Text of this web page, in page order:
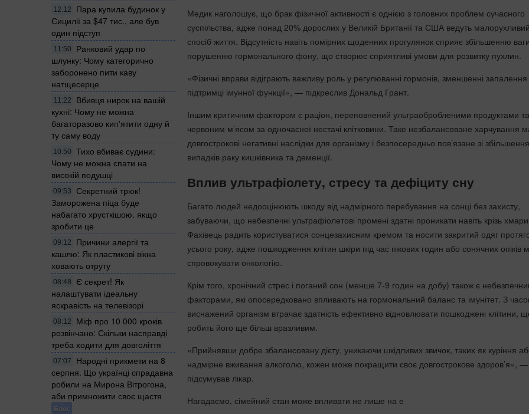
12:12
Пара купила будинок у
Сицилії за $47 тис., але був
один підступ
11:50
Ранковий удар по
шлунку: Чому категорично
заборонено пити каву
натщесерце
11:22
Вбивця нирок на вашій
кухні: Чому не можна
багаторазово кип'ятити одну й
ту саму воду
10:50
Тихо вбиває судини:
Чому не можна спати на
високій подушці
09:53
Секретний трюк!
Заморожена піца буде
набагато хрусткішою. якщо
зробити це
09:12
Причини алергії та
кашлю: Як пластикові вікна
ховають отруту
08:48
Є секрет! Як
налаштувати ідеальну
яскравість на телевізорі
08:12
Міф про 10 000 кроків
розвінчано: Скільки насправді
треба ходити для довголіття
07:07
Народні прикмети на 8
серпня. Що українці спрадавна
робили на Мирона Вітрогона,
аби примножити своє щастя
Блог
Медик наголошує, що брак фізичної активності є однією з головних проблем сучасного
суспільства, адже понад 20% дорослих у Великій Британії та США ведуть малорухливий
спосіб життя. Відсутність навіть помірних щоденних прогулянок сприяє збільшенню
порушенню гормонального фону, що створює сприятливі умови для розвитку пухлин.
«Фізичні вправи відіграють важливу роль у регулюванні гормонів, зменшенні
підтримці імунної функції», — підкреслив Дональд Грант.
Іншим критичним фактором є раціон, переповнений ультраобробленими продуктами та
червоним м’ясом за одночасної нестачі клітковини. Таке незбалансоване харчування
довгострокові негативні наслідки для організму і безпосередньо пов’язане зі
випадків раку кишківника та деменції.
Вплив ультрафіолету, стресу та дефіциту сну
Багато людей недооцінюють шкоду від надмірного перебування на сонці без захисту,
забуваючи, що небезпечні ультрафіолетові промені здатні проникати навіть крізь
Фахівець радить користуватися сонцезахисним кремом та носити закритий одяг
усього року, адже пошкодження клітин шкіри під час пікових годин або сонячних опіків
спровокувати онкологію.
Крім того, хронічний стрес і поганий сон (менше 7-9 годин на добу) також є
факторами, які опосередковано впливають на гормональний баланс та імунітет. З
виснажений організм втрачає здатність ефективно відновлювати пошкоджені клітини,
робить його ще більш вразливим.
«Прийнявши добре збалансовану дієту, уникаючи шкідливих звичок, таких як куріння
надмірне вживання алкоголю, кожен може покращити своє довгострокове здоров’я», —
підсумував лікар.
Нагадаємо, сімейний стан може впливати не лише на е